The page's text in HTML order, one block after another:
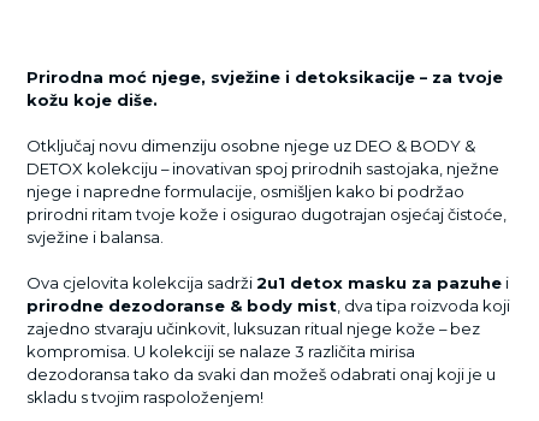
Prirodna moć njege, svježine i detoksikacije – za tvoje
kožu koje diše.
Otključaj novu dimenziju osobne njege uz DEO & BODY &
DETOX kolekciju – inovativan spoj prirodnih sastojaka, nježne
njege i napredne formulacije, osmišljen kako bi podržao
prirodni ritam tvoje kože i osigurao dugotrajan osjećaj čistoće,
svježine i balansa.
Ova cjelovita kolekcija sadrži2u1 detox masku za pazuhe i
prirodne dezodoranse & body mist, dva tipa roizvoda koji
zajedno stvaraju učinkovit, luksuzan ritual njege kože – bez
kompromisa. U kolekciji se nalaze 3 različita mirisa
dezodoransa tako da svaki dan možeš odabrati onaj koji je u
skladu s tvojim raspoloženjem!